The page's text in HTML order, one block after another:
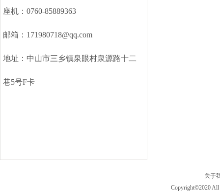
座机：0760-85889363
邮箱：171980718@qq.com
地址：中山市三乡镇泉眼村泉源路十二
巷5号F卡
关于
Copyright©2020